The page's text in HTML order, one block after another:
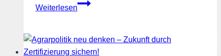
Weiterlesen
39
die
FREIE